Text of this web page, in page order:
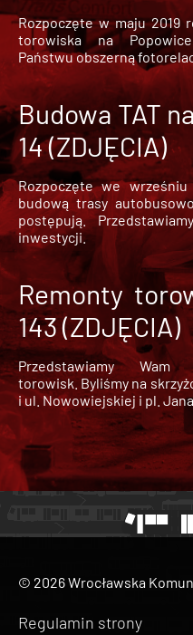
Rozpoczęte w maju 2019
torowiska na Popowice
Państwu obszerną
Budowa TAT
14 (ZDJĘCIA)
Rozpoczęte we
budową trasy
postępują.
inwestycji.
Remonty
143 (ZDJĘCIA)
Przedstawiamy
torowisk. Byliśmy na
i ul. Nowowiejskiej i pl. Jana
© 2026 Wrocławska
Regulamin strony